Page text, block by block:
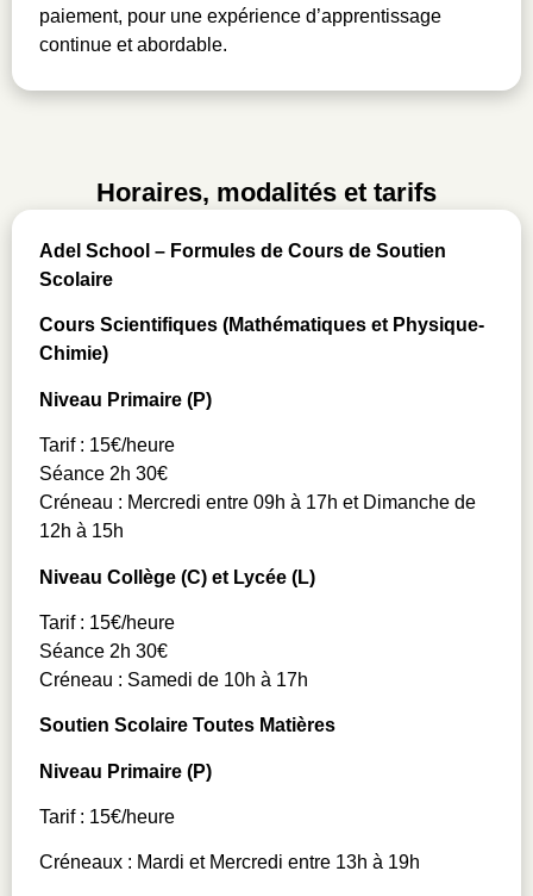
paiement, pour une expérience d’apprentissage
continue et abordable.
Horaires, modalités et tarifs
Adel School – Formules de Cours de Soutien
Scolaire
Cours Scientifiques (Mathématiques et Physique-
Chimie)
Niveau Primaire (P)
Tarif : 15€/heure
Séance 2h 30€
Créneau : Mercredi entre 09h à 17h et Dimanche de
12h à 15h
Niveau Collège (C) et Lycée (L)
Tarif : 15€/heure
Séance 2h 30€
Créneau : Samedi de 10h à 17h
Soutien Scolaire Toutes Matières
Niveau Primaire (P)
Tarif : 15€/heure
Créneaux : Mardi et Mercredi entre 13h à 19h